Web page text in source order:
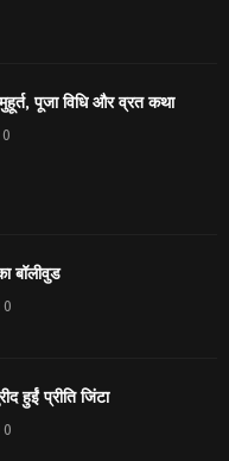
पूजा विधि और व्रत कथा
0
बॉलीवुड
0
हुईं प्रीति जिंटा
0